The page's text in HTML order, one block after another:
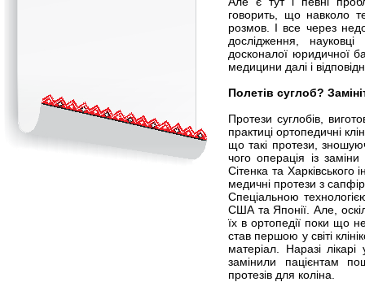
говорить, що навколо
розмов. І все через
дослідження,
досконалої юридичної
медицини далі і
Полетів суглоб?
Протези суглобів,
практиці ортопедичні
що такі протези,
чого операція із
Сітенка та Харківського
медичні протези з
Спеціальною
США та Японії. Але,
їх в ортопедії поки що
став першою у світі
матеріал. Наразі
замінили пацієнтам
протезів для коліна.